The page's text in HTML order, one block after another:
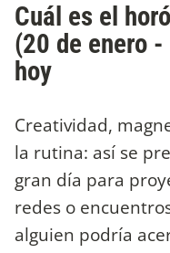
Cuál es el
(20 de enero
hoy
Creatividad,
la rutina: así se
gran día para
redes o
alguien podría